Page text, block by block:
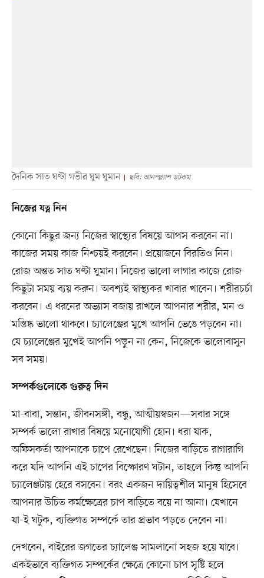
দৈনিক সাত ঘণ্টা গভীর ঘুম ঘুমান ছবি: আনস্প্ল্যাশ ডটকম
নিজের যত্ন নিন
কোনো কিছুর জন্য নিজের স্বাস্থ্যের বিষয়ে আপস করবেন না।
কাজের সময় কাজ নিশ্চয়ই করবেন। প্রয়োজনে বিরতিও নিন।
রোজ অন্তত সাত ঘণ্টা ঘুমান। নিজের ভালো লাগার কাজে রোজ
কিছুটা সময় ব্যয় করুন। অবশ্যই স্বাস্থ্যকর খাবার খাবেন। শরীরচর্চা
করবেন। এ ধরনের অভ্যাস বজায় রাখলে আপনার শরীর, মন ও
মস্তিষ্ক ভালো থাকবে। চ্যালেঞ্জের মুখে আপনি ভেঙে পড়বেন না।
যে চ্যালেঞ্জের মুখেই আপনি পড়ুন না কেন, নিজেকে ভালোবাসুন
সব সময়।
সম্পর্কগুলোকে গুরুত্ব দিন
মা-বাবা, সন্তান, জীবনসঙ্গী, বন্ধু, আত্মীয়স্বজন—সবার সঙ্গে
সম্পর্ক ভালো রাখার বিষয়ে মনোযোগী হোন। ধরা যাক,
অফিসকর্তা আপনাকে চাপে রেখেছেন। নিজের বাড়িতে রাগারাগি
করে যদি আপনি এই চাপের বিস্ফোরণ ঘটান, তাহলে কিন্তু আপনি
চ্যালেঞ্জটায় হেরে বসবেন। বরং একজন দায়িত্বশীল মানুষ হিসেবে
আপনার উচিত কর্মক্ষেত্রের চাপ বাড়িতে বয়ে না আনা। যেখানে
যা-ই ঘটুক, ব্যক্তিগত সম্পর্কে তার প্রভাব পড়তে দেবেন না।
দেখবেন, বাইরের জগতের চ্যালেঞ্জ সামলানো সহজ হয়ে যাবে।
একইভাবে ব্যক্তিগত সম্পর্কের ক্ষেত্রে কোনো চাপ সৃষ্টি হলে